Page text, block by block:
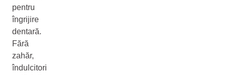
pentru
îngrijire
dentară.
Fără
zahăr,
îndulcitori